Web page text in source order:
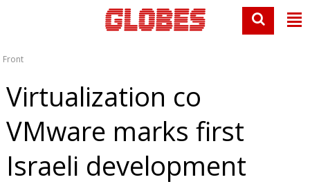
Front
Virtualization co
VMware marks first
Israeli development